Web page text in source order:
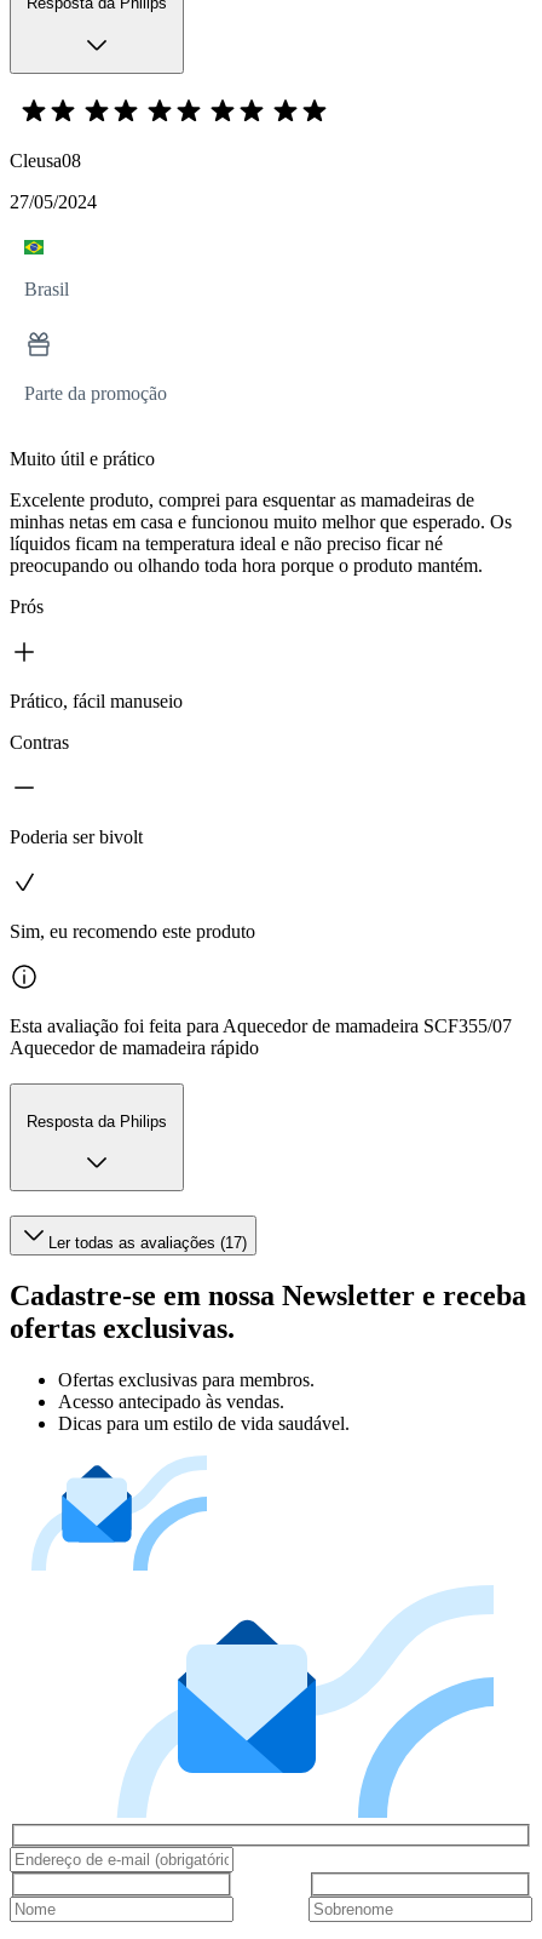
Cleusa08
27/05/2024
Brasil
Parte da promoção
Muito útil e prático
Excelente produto, comprei para esquentar as mamadeiras de
minhas netas em casa e funcionou muito melhor que esperado. Os
líquidos ficam na temperatura ideal e não preciso ficar né
preocupando ou olhando toda hora porque o produto mantém.
Prós
Prático, fácil manuseio
Contras
Poderia ser bivolt
Sim, eu recomendo este produto
Esta avaliação foi feita para Aquecedor de mamadeira SCF355/07
Aquecedor de mamadeira rápido
Resposta da Philips
Ler todas as avaliações (17)
Cadastre-se em nossa Newsletter e receba
ofertas exclusivas.
Ofertas exclusivas para membros.
Acesso antecipado às vendas.
Dicas para um estilo de vida saudável.